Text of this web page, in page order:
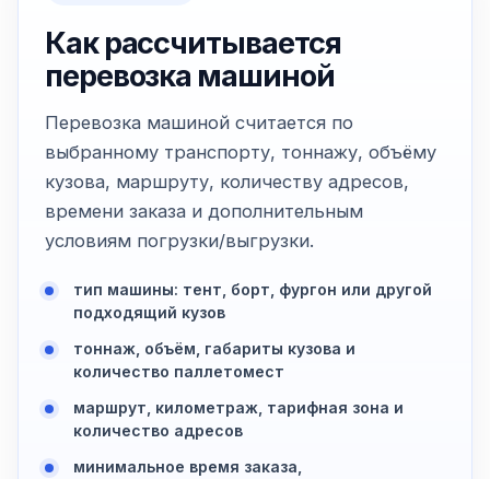
Как рассчитывается
перевозка машиной
Перевозка машиной считается по
выбранному транспорту, тоннажу, объёму
кузова, маршруту, количеству адресов,
времени заказа и дополнительным
условиям погрузки/выгрузки.
тип машины: тент, борт, фургон или другой
подходящий кузов
тоннаж, объём, габариты кузова и
количество паллетомест
маршрут, километраж, тарифная зона и
количество адресов
минимальное время заказа,